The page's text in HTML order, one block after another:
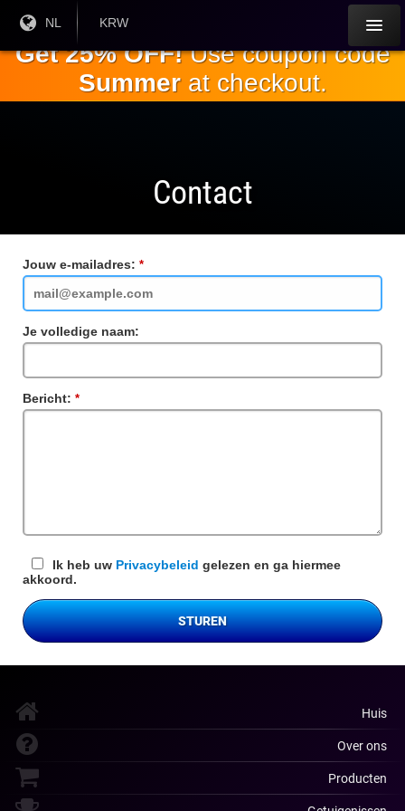
Huidige
NL
Huidige
KRW
Get 25% OFF!Use coupon code
Summerat checkout.
Contact
Jouw e-mailadres:
veld
Je volledige naam:
Bericht:
veld
Ik heb uw Privacybeleid gelezen en ga hiermee
akkoord.
STUREN
Huis
Over ons
Producten